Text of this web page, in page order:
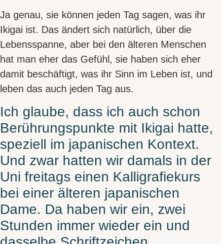
Ja genau, sie können jeden Tag sagen, was ihr
Ikigai ist. Das ändert sich natürlich, über die
Lebensspanne, aber bei den älteren Menschen
hat man eher das Gefühl, sie haben sich eher
damit beschäftigt, was ihr Sinn im Leben ist, und
leben das auch jeden Tag aus.
Ich glaube, dass ich auch schon
Berührungspunkte mit Ikigai hatte,
speziell im japanischen Kontext.
Und zwar hatten wir damals in der
Uni freitags einen Kalligrafiekurs
bei einer älteren japanischen
Dame. Da haben wir ein, zwei
Stunden immer wieder ein und